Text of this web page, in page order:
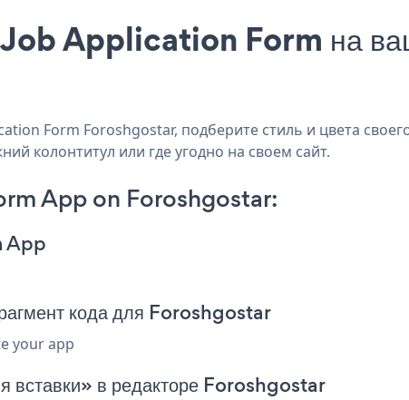
Job Application Form на
Form Foroshgostar, подберите стиль и цвета
колонтитул или где угодно на своем сайт.
App on Foroshgostar:
App
кода для Foroshgostar
your app
вставки» в редакторе Foroshgostar